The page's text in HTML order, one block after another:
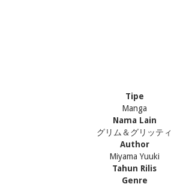
Tipe
Manga
Nama Lain
グリム＆グリッティ
Author
Miyama Yuuki
Tahun Rilis
Genre